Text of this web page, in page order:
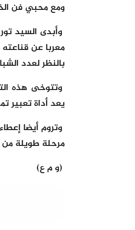
ومع محبي فن
وأبدى السيد
معربا عن
بالنظر لعدد
وتتوخى هذه
يعد أداة تعبير
وتروم أيضا
مرحلة طويلة من
(و م ع)